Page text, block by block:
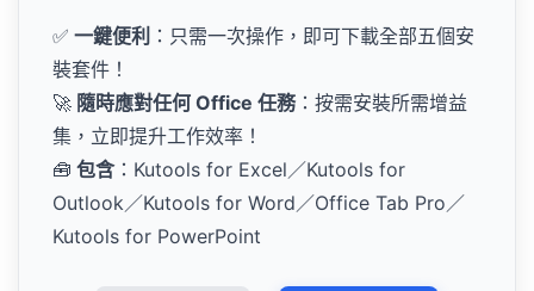
✅ 一鍵便利 ：只需一次操作，即可下載全部五個安
裝套件！
🚀 隨時應對任何 Office 任務：按需安裝所需增益
集，立即提升工作效率！
🧰 包含：Kutools for Excel／Kutools for
Outlook／Kutools for Word／Office Tab Pro／
Kutools for PowerPoint